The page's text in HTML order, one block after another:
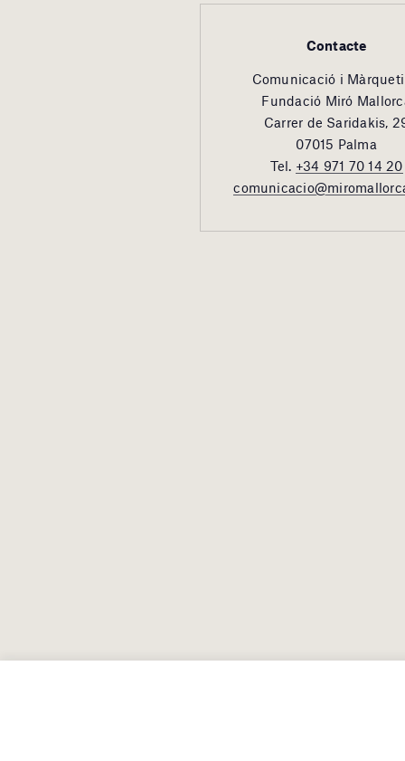
Contacte
Comunicació i
Fundació Miró
Carrer de Saridakis,
07015 Palma
Tel. +34 971 70 14 20